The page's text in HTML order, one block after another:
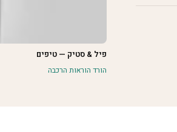
פיל & סטיק — טיפים
הורד הוראות הרכבה